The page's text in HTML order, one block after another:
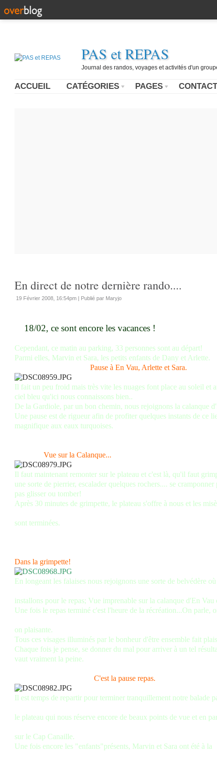
PAS et REPAS
Journal des randos, voyages et activités d'un
ACCUEIL CATÉGORIES PAGES CONTACT
En direct de notre dernière rando....
19 Février 2008, 16:54pm | Publié par Maryjo
18/02, ce sont encore les vacances !
Cependant, ce matin au parking, 33 personnes sont au départ!
Parmi elles, Marvin et Sara, les petits enfants de Dany et Arlette.
Pause à En Vau, Arlette et Sara.
Il fait un peu froid mais très vite les nuages font place au soleil et
ciel bleu qu'ici nous connaissons bien..
De la Gardiole, par un bon chemin, nous rejoignons la calanque
Une pause est de rigueur afin de profiter quelques instants de ce
magnifique aux eaux turquoises.
Vue sur la Calanque...
Il faut maintenant remonter sur le plateau et c'est là, qu'il faut
une sorte de pierrier, escalader quelques rochers.... se cramponner
pas glisser ou tomber!
Après 30 minutes de grimpette, le plateau s'offre à nous et les
sont terminées.
Dans la grimpette!
En longeant les falaises nous rejoignons une sorte de belvédère
installons pour le repas; Vue imprenable sur la calanque d'En Vau
Une fois le repas terminé c'est l'heure de la récréation...On parle,
on plaisante.
Tous ces visages illuminés par le bonheur d'être ensemble fait
Chaque fois je pense, se donner du mal pour arriver à un tel
vaut vraiment la peine.
C'est la pause repas.
Il est temps de repartir pour terminer tranquillement notre balade
le plateau qui nous réserve encore de beaux points de vue et en
sur le Cap Canaille.
Une fois encore les "enfants"présents, Marvin et Sara ont été à la